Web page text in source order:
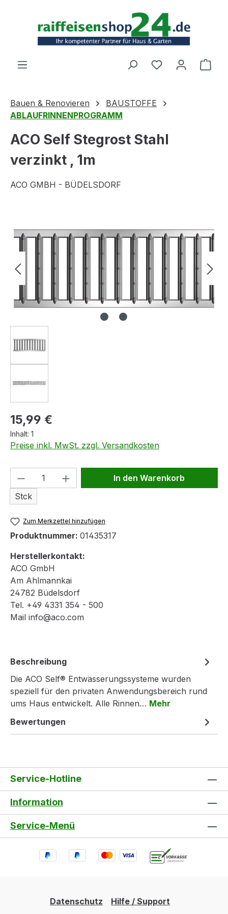
Bauen & Renovieren
BAUSTOFFE
ABLAUFRINNENPROGRAMM
ACO Self Stegrost Stahl
verzinkt , 1m
ACO GMBH - BÜDELSDORF
Regulärer Preis:
15,99 €
Inhalt: 1
Preise inkl. MwSt. zzgl. Versandkosten
Produkt Anzahl: Gib den
Stck
In den Warenkorb
Zum Merkzettel hinzufügen
Produktnummer: 01435317
Herstellerkontakt:
ACO GmbH
Am Ahlmannkai
24782 Büdelsdorf
Tel. +49 4331 354 - 500
Mail info@aco.com
Beschreibung
Die ACO Self® Entwässerungssysteme wurden
speziell für den privaten Anwendungsbereich rund
ums Haus entwickelt. Alle Rinnen… Mehr
Bewertungen
Service-Hotline
Information
Service-Menü
Datenschutz
Hilfe / Support